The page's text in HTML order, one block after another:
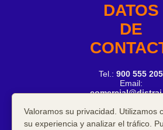
DATOS
DE
Tel.: 900 555 205
Email:
COPYRIGHT ©2026
Valoramos su privacidad. Utilizamos
su experiencia y analizar el tráfico.